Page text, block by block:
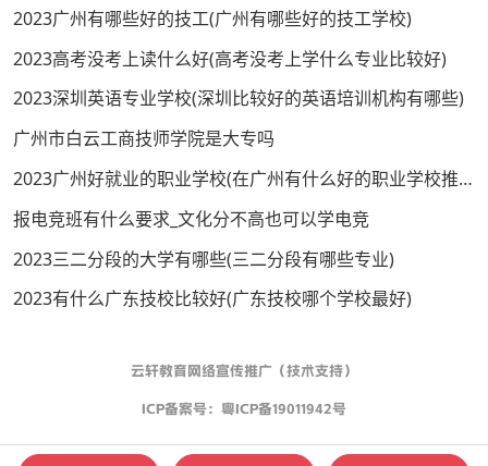
2023广州有哪些好的技工(广州有哪些好的技工学校)
2023高考没考上读什么好(高考没考上学什么专业比较好)
2023深圳英语专业学校(深圳比较好的英语培训机构有哪些)
广州市白云工商技师学院是大专吗
2023广州好就业的职业学校(在广州有什么好的职业学校推荐)
报电竞班有什么要求_文化分不高也可以学电竞
2023三二分段的大学有哪些(三二分段有哪些专业)
2023有什么广东技校比较好(广东技校哪个学校最好)
云轩教育网络宣传推广（技术支持）
ICP备案号： 粤ICP备19011942号